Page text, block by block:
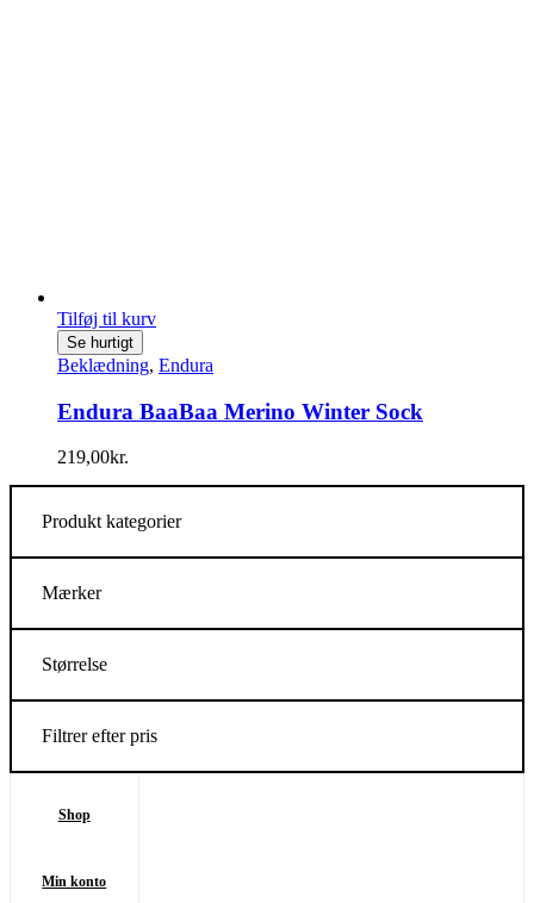
Tilføj til kurv
Se hurtigt
Beklædning, Endura
Endura BaaBaa Merino Winter Sock
219,00kr.
Produkt kategorier
Mærker
Størrelse
Filtrer efter pris
Shop
Min konto